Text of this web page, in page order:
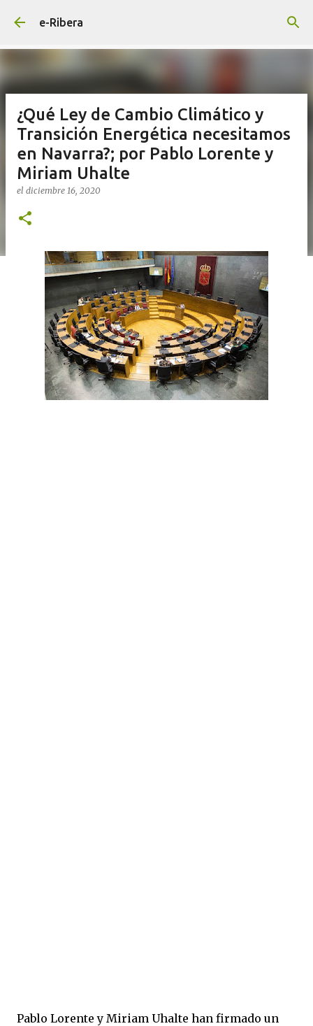
e-Ribera
¿Qué Ley de Cambio Climático y
Transición Energética necesitamos
en Navarra?; por Pablo Lorente y
Miriam Uhalte
el diciembre 16, 2020
Pablo Lorente y Miriam Uhalte han firmado un